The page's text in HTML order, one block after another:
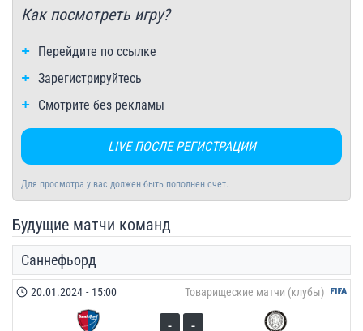
Как посмотреть игру?
Перейдите по ссылке
Зарегистрируйтесь
Смотрите без рекламы
LIVE ПОСЛЕ РЕГИСТРАЦИИ
Для просмотра у вас должен быть пополнен счет.
Будущие матчи команд
Саннефьорд
Товарищеские матчи (клубы)
20.01.2024 - 15:00
- -